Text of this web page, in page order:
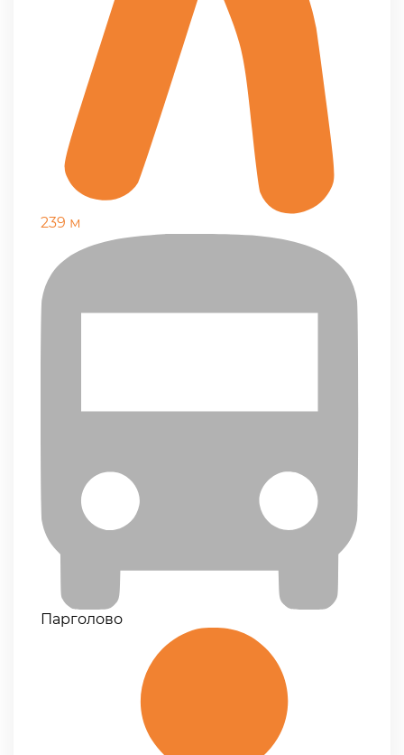
239 м
Парголово